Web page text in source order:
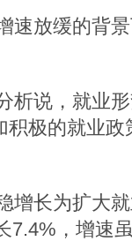
放缓的背景
说，就业形
积极的就业
长为扩大就
7.4%，增速